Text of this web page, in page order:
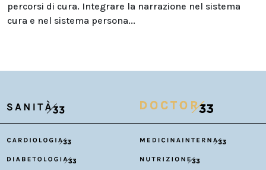
percorsi di cura. Integrare la narrazione nel sistema
cura e nel sistema persona...